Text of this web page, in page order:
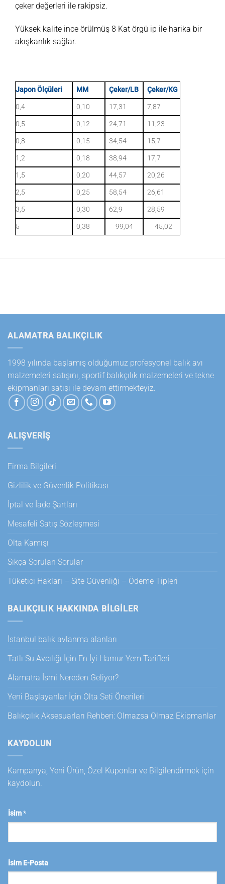
çeker değerleri ile rakipsiz.
Yüksek kalite ince örülmüş 8 Kat örgü ip ile harika bir
akışkanlık sağlar.
Japon Ölçüleri MM Çeker/LB
Çeker/KG
0,4
0,10 17,31
7,87
0,5
0,12 24,71
11,23
0,8
0,15 34,54
15,7
1,2
0,18 38,94
17,7
1,5
0,20 44,57
20,26
2,5
0,25 58,54
26,61
3,5
0,30 62,9
28,59
5
0,38 99,04 45,02
ALAMATRA BALIKÇILIK
1998 yılında başlamış olduğumuz profesyonel balık avı
malzemeleri satışını, sportif balıkçılık malzemeleri ve tekne
ekipmanları satışı ile devam ettirmekteyiz.
ALIŞVERİŞ
Firma Bilgileri
Gizlilik ve Güvenlik Politikası
İptal ve İade Şartları
Mesafeli Satış Sözleşmesi
Olta Kamışı
Sıkça Sorulan Sorular
Tüketici Hakları – Site Güvenliği – Ödeme Tipleri
BALIKÇILIK HAKKINDA BILGILER
İstanbul balık avlanma alanları
Tatlı Su Avcılığı İçin En İyi Hamur Yem Tarifleri
Alamatra İsmi Nereden Geliyor?
Yeni Başlayanlar İçin Olta Seti Önerileri
Balıkçılık Aksesuarları Rehberi: Olmazsa Olmaz Ekipmanlar
KAYDOLUN
Kampanya, Yeni Ürün, Özel Kuponlar ve Bilgilendirmek için
kaydolun.
İsim*
İsim E-Posta